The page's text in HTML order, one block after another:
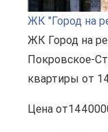
ЖК "Город на
ЖК Город на
Покровское-
квартиры от
Цена от